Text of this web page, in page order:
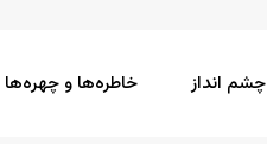
چشم انداز خاطره‌ها و چهره‌ها